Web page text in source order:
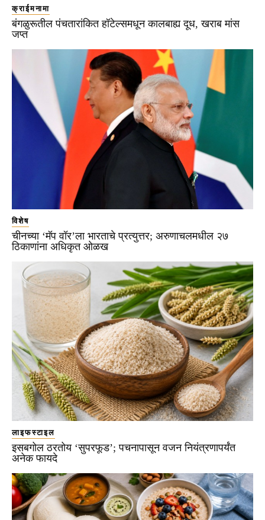
क्राईमनामा
बंगळुरूतील पंचतारांकित हॉटेल्समधून कालबाह्य दूध, खराब मांस
जप्त
विशेष
चीनच्या ‘मॅप वॉर’ला भारताचे प्रत्युत्तर; अरुणाचलमधील २७
ठिकाणांना अधिकृत ओळख
लाइफस्टाइल
इसबगोल ठरतोय ‘सुपरफूड’; पचनापासून वजन नियंत्रणापर्यंत
अनेक फायदे